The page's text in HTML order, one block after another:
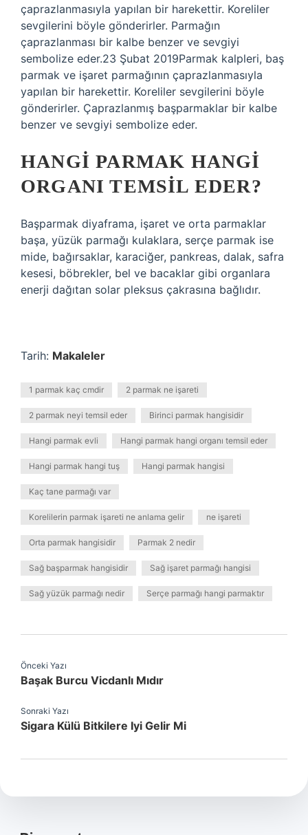
çaprazlanmasıyla yapılan bir harekettir. Koreliler
sevgilerini böyle gönderirler. Parmağın
çaprazlanması bir kalbe benzer ve sevgiyi
sembolize eder.23 Şubat 2019Parmak kalpleri, baş
parmak ve işaret parmağının çaprazlanmasıyla
yapılan bir harekettir. Koreliler sevgilerini böyle
gönderirler. Çaprazlanmış başparmaklar bir kalbe
benzer ve sevgiyi sembolize eder.
HANGI PARMAK HANGI
ORGANI TEMSIL EDER?
Başparmak diyaframa, işaret ve orta parmaklar
başa, yüzük parmağı kulaklara, serçe parmak ise
mide, bağırsaklar, karaciğer, pankreas, dalak, safra
kesesi, böbrekler, bel ve bacaklar gibi organlara
enerji dağıtan solar pleksus çakrasına bağlıdır.
Tarih: Makaleler
1 parmak kaç cmdir 2 parmak ne işareti
2 parmak neyi temsil eder Birinci parmak hangisidir
Hangi parmak evli Hangi parmak hangi organı temsil eder
Hangi parmak hangi tuş Hangi parmak hangisi
Kaç tane parmağı var
Korelilerin parmak işareti ne anlama gelir ne işareti
Orta parmak hangisidir Parmak 2 nedir
Sağ başparmak hangisidir Sağ işaret parmağı hangisi
Sağ yüzük parmağı nedir Serçe parmağı hangi parmaktır
Önceki Yazı
Başak Burcu Vicdanlı Mıdır
Sonraki Yazı
Sigara Külü Bitkilere Iyi Gelir Mi